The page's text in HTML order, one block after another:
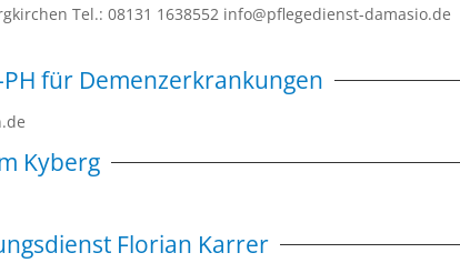
Tel.: 08131 1638552 info@pflegedienst-damasio.de
für Demenzerkrankungen
Kyberg
Florian Karrer